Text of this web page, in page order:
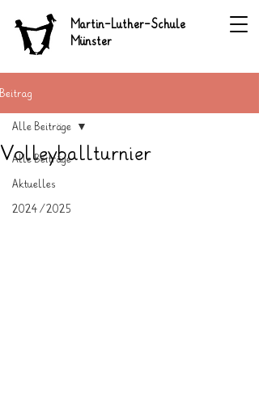
Martin-Luther-Schule
Münster
Beitrag
Alle Beiträge
Aktuelles
2024/2025
Alle Beiträge
Volleyballturnier